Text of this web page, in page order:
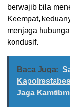
berwajib bila
Keempat,
menjaga
kondusif.
Baca Juga:
Jaga